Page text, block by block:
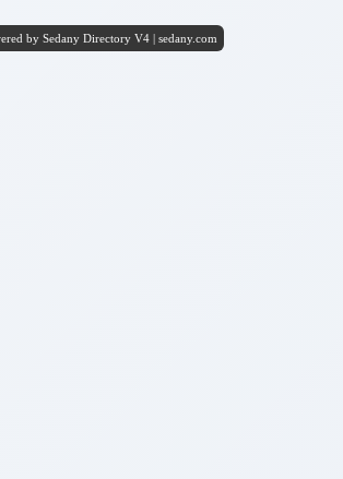
by Sedany Directory V4 | sedany.com